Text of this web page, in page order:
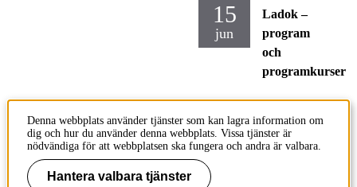
15
jun
Ladok –
program
och
programkurser
Onsdag
2022-06-
15
Denna webbplats använder tjänster som kan lagra information om
dig och hur du använder denna webbplats. Vissa tjänster är
nödvändiga för att webbplatsen ska fungera och andra är valbara.
Hantera valbara tjänster